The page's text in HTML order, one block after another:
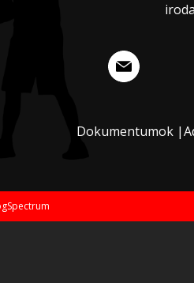
Dokumentumok |